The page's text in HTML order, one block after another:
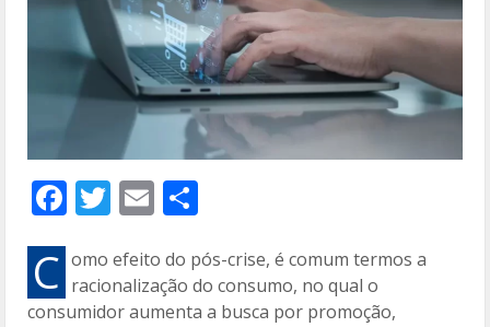
F
ac
e
b
T
w
itt
er
E
m
ai
l
m
p
C omo efeito do pós-crise, é comum termos a
racionalização do consumo, no qual o
consumidor aumenta a busca por promoção,